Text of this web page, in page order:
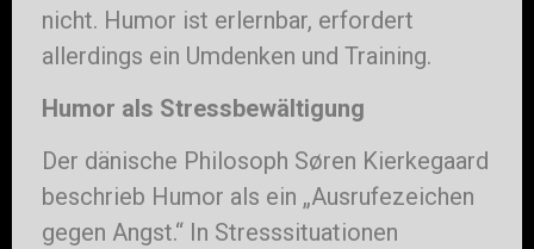
nicht. Humor ist erlernbar, erfordert
allerdings ein Umdenken und Training.
Humor als Stressbewältigung
Der dänische Philosoph Søren Kierkegaard
beschrieb Humor als ein „Ausrufezeichen
gegen Angst.“ In Stresssituationen